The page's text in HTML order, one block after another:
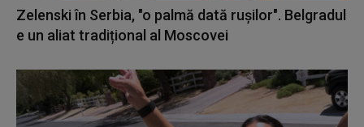
Zelenski în Serbia, "o palmă dată rușilor". Belgradul
e un aliat tradițional al Moscovei